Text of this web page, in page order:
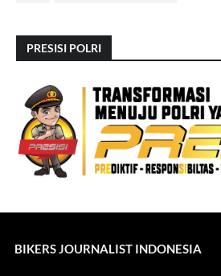
PRESISI POLRI
BIKERS JOURNALIST INDONESIA